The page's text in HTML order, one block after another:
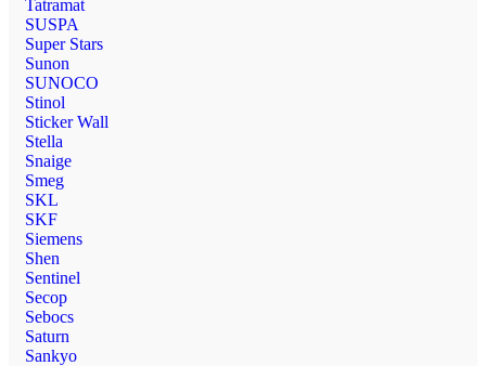
Tatramat
SUSPA
Super Stars
Sunon
SUNOCO
Stinol
Sticker Wall
Stella
Snaige
Smeg
SKL
SKF
Siemens
Shen
Sentinel
Secop
Sebocs
Saturn
Sankyo